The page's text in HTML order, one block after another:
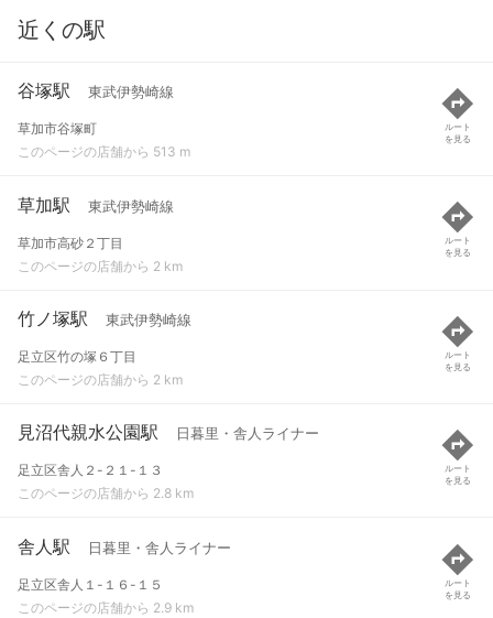
近くの駅
谷塚駅 東武伊勢崎線
草加市谷塚町
このページの店舗から 513 m
ルート
を見る
草加駅 東武伊勢崎線
草加市高砂２丁目
このページの店舗から 2 km
ルート
を見る
竹ノ塚駅 東武伊勢崎線
足立区竹の塚６丁目
このページの店舗から 2 km
ルート
を見る
見沼代親水公園駅 日暮里・舎人ライナー
足立区舎人２-２１-１３
このページの店舗から 2.8 km
ルート
を見る
舎人駅 日暮里・舎人ライナー
足立区舎人１-１６-１５
このページの店舗から 2.9 km
ルート
を見る